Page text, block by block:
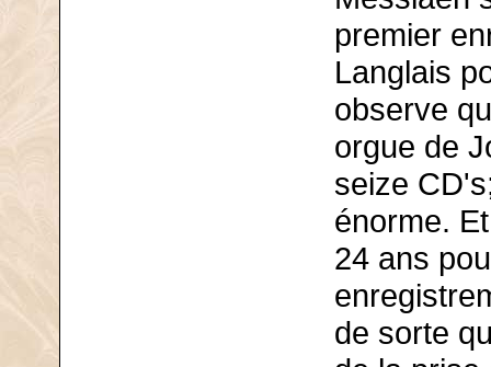
premier
Langlais
observe
orgue de
seize
énorme.
24 ans
de sorte